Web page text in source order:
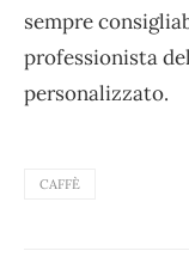
sempre
professionista
personalizzato.
CAFFÈ